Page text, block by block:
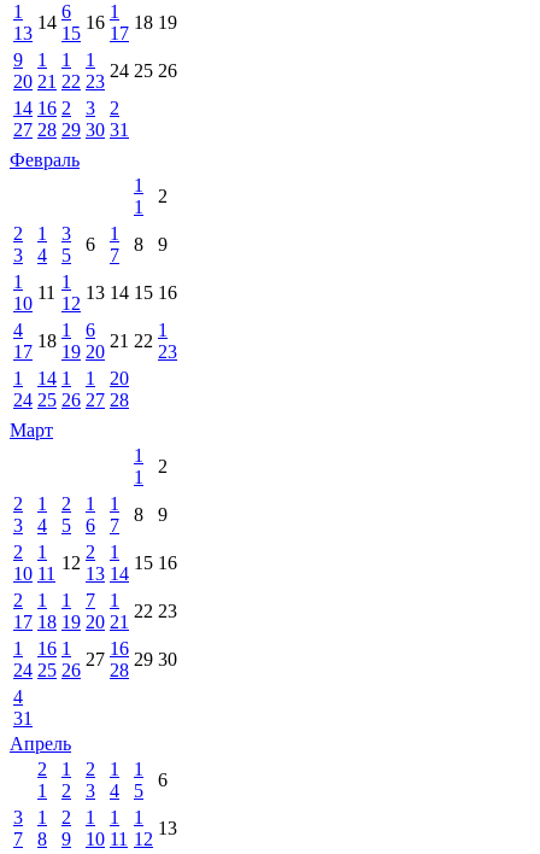
1
13
14
6
15
16
1
17
18 19
9
20
1
21
1
22
1
23
24 25 26
14
27
16
28
2
29
3
30
2
31
Февраль
1
1
2
2
3
1
4
3
5
6
1
7
8
9
1
10
11
1
12
13 14 15 16
4
17
18
1
19
6
20
21 22
1
23
1
24
14
25
1
26
1
27
20
28
Март
1
1
2
2
3
1
4
2
5
1
6
1
7
8
9
2
10
1
11
12
2
13
1
14
15 16
2
17
1
18
1
19
7
20
1
21
22 23
1
24
16
25
1
26
27
16
28
29 30
4
31
Апрель
2
1
1
2
2
3
1
4
1
5
6
3
7
1
8
2
9
1
10
1
11
1
12
13